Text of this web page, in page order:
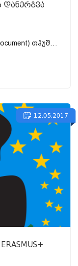
დანერგვა
თჰუში
წლის 05
ჩატარდება
12.05.2017